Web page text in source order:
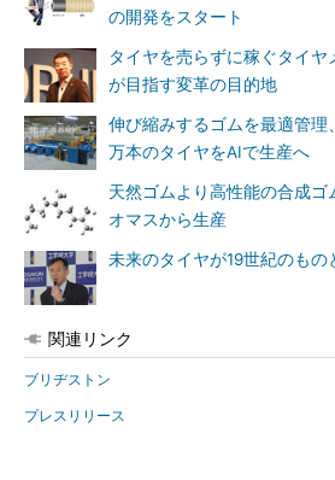
の開発をスタート
タイヤを売らずに稼ぐタイ
が目指す変革の目的地
伸び縮みするゴムを最適管理
万本のタイヤをAIで生産へ
天然ゴムより高性能の合成ゴ
オマスから生産
未来のタイヤが19世紀のもの
関連リンク
ブリヂストン
プレスリリース